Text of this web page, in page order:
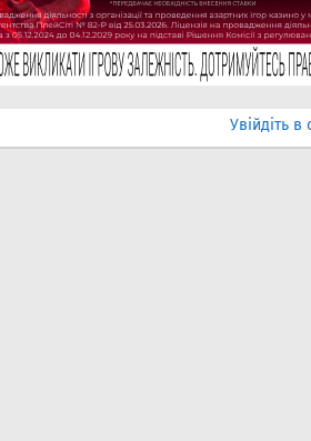
Увійдіть в